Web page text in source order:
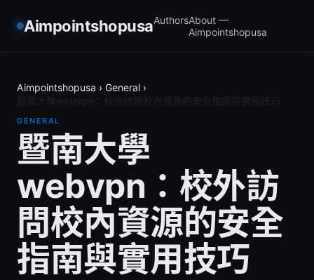
AimpointshopusaAuthorsAbout —
Aimpointshopusa
Aimpointshopusa › General ›
GENERAL
暨南大學
webvpn：校外訪
問校內資源的安全
指南與實用技巧